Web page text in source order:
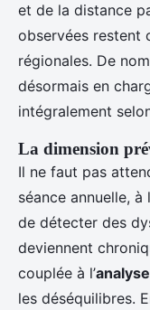
et de la distance
observées restent
régionales. De
désormais en
intégralement
La dimension
Il ne faut pas
séance annuelle, à
de détecter des
deviennent
couplée à l’
les déséquilibres.